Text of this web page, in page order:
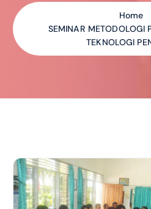
Home
SEMINAR METODOLOGI
TEKNOLOGI